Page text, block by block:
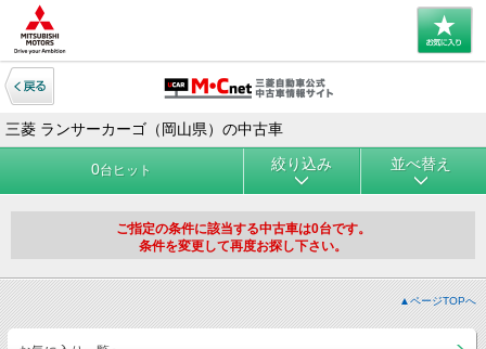
三菱 ランサーカーゴ（岡山県）の中古車
0台ヒット 絞り込み 並べ替え
ご指定の条件に該当する中古車は0台です。
条件を変更して再度お探し下さい。
▲ページTOPへ